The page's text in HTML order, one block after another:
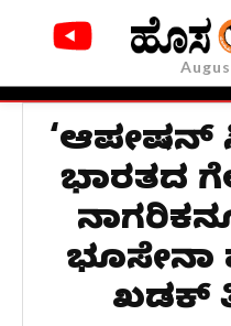
‘ಆಪರೇಷನ್‌
ಭಾರತದ
ಭೂಸೇನಾ
ಖಡಕ್